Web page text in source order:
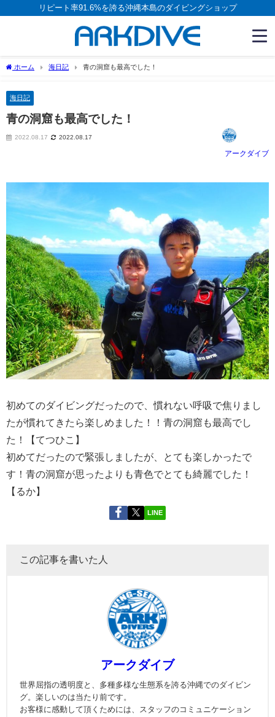
リピート率91.6%を誇る沖縄本島のダイビングショップ
ホーム 海日記 青の洞窟も最高でした！
海日記
青の洞窟も最高でした！
2022.08.17 2022.08.17
アークダイブ
初めてのダイビングだったので、慣れない呼吸で焦りまし
たが慣れてきたら楽しめました！！青の洞窟も最高でし
た！【てつひこ】
初めてだったので緊張しましたが、とても楽しかったで
す！青の洞窟が思ったよりも青色でとても綺麗でした！
【るか】
LINE
この記事を書いた人
アークダイブ
世界屈指の透明度と、多種多様な生態系を誇る沖縄でのダイビン
グ。楽しいのは当たり前です。
お客様に感動して頂くためには、スタッフのコミュニケーション